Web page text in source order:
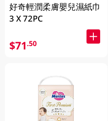
好奇輕潤柔膚嬰兒濕紙巾
3 X 72PC
$71.50